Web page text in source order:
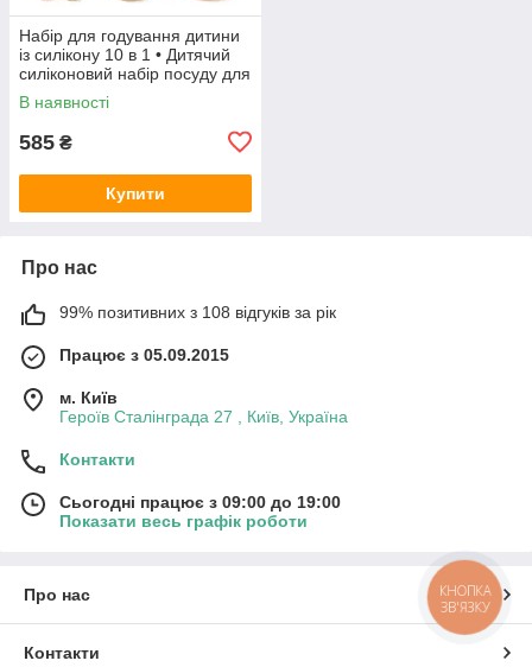
Набір для годування дитини
із силікону 10 в 1 • Дитячий
силіконовий набір посуду для
годування
В наявності
585 ₴
Купити
Про нас
99% позитивних з 108 відгуків за рік
Працює з 05.09.2015
м. Київ
Героїв Сталінграда 27 , Київ, Україна
Контакти
Сьогодні працює з 09:00 до 19:00
Показати весь графік роботи
Про нас
Контакти
КНОПКА
ЗВ'ЯЗКУ